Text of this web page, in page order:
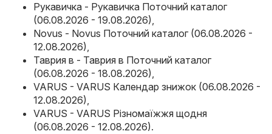
Рукавичка - Рукавичка Поточний каталог
(06.08.2026 - 19.08.2026),
Novus - Novus Поточний каталог (06.08.2026 -
12.08.2026),
Таврия в - Таврия в Поточний каталог
(06.08.2026 - 18.08.2026),
VARUS - VARUS Календар знижок (06.08.2026 -
12.08.2026),
VARUS - VARUS Різномаїжжя щодня
(06.08.2026 - 12.08.2026).